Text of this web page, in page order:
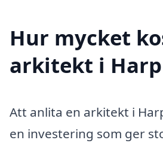
Hur mycket
arkitekt i
Att anlita en arkitekt i
en investering som ger